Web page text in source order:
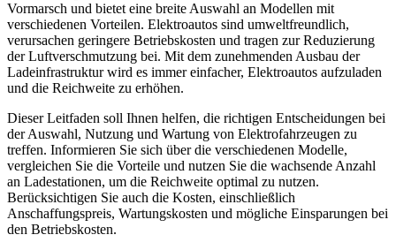
Vormarsch und bietet eine breite Auswahl an Modellen mit
verschiedenen Vorteilen. Elektroautos sind umweltfreundlich,
verursachen geringere Betriebskosten und tragen zur Reduzierung
der Luftverschmutzung bei. Mit dem zunehmenden Ausbau der
Ladeinfrastruktur wird es immer einfacher, Elektroautos aufzuladen
und die Reichweite zu erhöhen.
Dieser Leitfaden soll Ihnen helfen, die richtigen Entscheidungen bei
der Auswahl, Nutzung und Wartung von Elektrofahrzeugen zu
treffen. Informieren Sie sich über die verschiedenen Modelle,
vergleichen Sie die Vorteile und nutzen Sie die wachsende Anzahl
an Ladestationen, um die Reichweite optimal zu nutzen.
Berücksichtigen Sie auch die Kosten, einschließlich
Anschaffungspreis, Wartungskosten und mögliche Einsparungen bei
den Betriebskosten.